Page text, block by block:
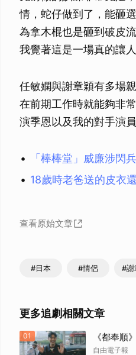
情，蛇仔做到了，能砸
為拿木棍也是砸到破皮
我覺著這是一場真的讓
任敏嫻與謝章穎有多場
在前期工作時就能夠非
演季恩以及我的對手演
「棒棒堂」威廉涉
18歲時老爸送的皮衣
查看原始文章
#日本 #情侶 #謝
更多追劇相關文章
01 《都奉順
自由電子報